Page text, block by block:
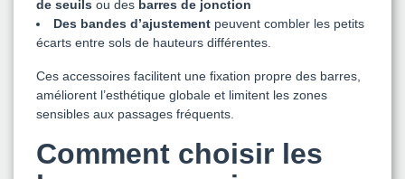
de seuils ou des barres de jonction
Des bandes d’ajustement peuvent combler les petits
écarts entre sols de hauteurs différentes.
Ces accessoires facilitent une fixation propre des barres,
améliorent l’esthétique globale et limitent les zones
sensibles aux passages fréquents.
Comment choisir les